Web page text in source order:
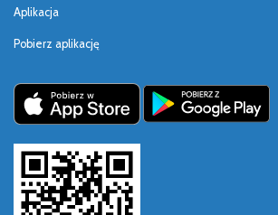
Aplikacja
Pobierz aplikację